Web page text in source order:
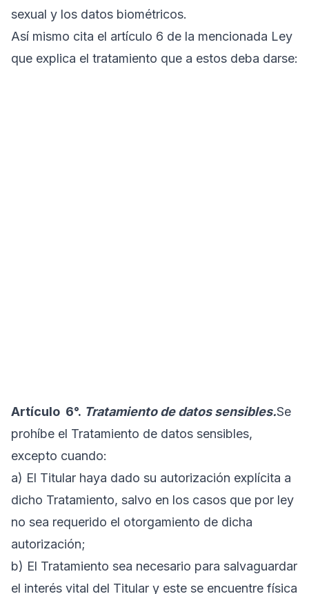
sexual y los datos biométricos.
Así mismo cita el artículo 6 de la mencionada Ley
que explica el tratamiento que a estos deba darse:
Artículo 6°. Tratamiento de datos sensibles.Se
prohíbe el Tratamiento de datos sensibles,
excepto cuando:
a) El Titular haya dado su autorización explícita a
dicho Tratamiento, salvo en los casos que por ley
no sea requerido el otorgamiento de dicha
autorización;
b) El Tratamiento sea necesario para salvaguardar
el interés vital del Titular y este se encuentre física